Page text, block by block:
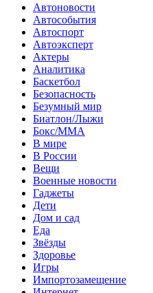
Автоновости
Автособытия
Автоспорт
Автоэксперт
Актеры
Аналитика
Баскетбол
Безопасность
Безумный мир
Биатлон/Лыжи
Бокс/MMA
В мире
В России
Вещи
Военные новости
Гаджеты
Дети
Дом и сад
Еда
Звёзды
Здоровье
Игры
Импортозамещение